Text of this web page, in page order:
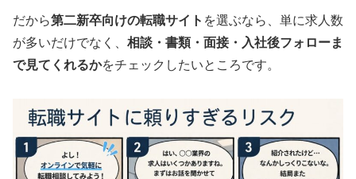
だから第二新卒向けの転職サイト を選ぶなら、単に求人数
が多いだけでなく、 相談・書類・面接・入社後フォローま
で見てくれるかをチェックしたいところです。